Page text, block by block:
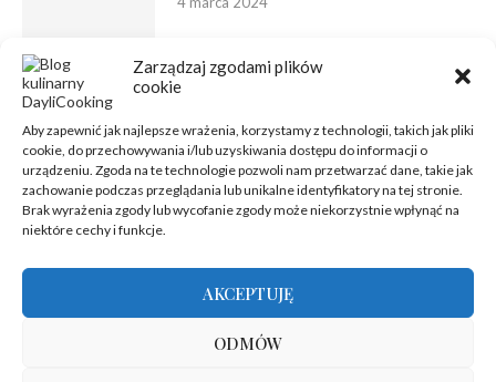
Zarządzaj zgodami plików
cookie
Aby zapewnić jak najlepsze wrażenia, korzystamy z technologii, takich jak pliki
cookie, do przechowywania i/lub uzyskiwania dostępu do informacji o
urządzeniu. Zgoda na te technologie pozwoli nam przetwarzać dane, takie jak
zachowanie podczas przeglądania lub unikalne identyfikatory na tej stronie.
Brak wyrażenia zgody lub wycofanie zgody może niekorzystnie wpłynąć na
niektóre cechy i funkcje.
AKCEPTUJĘ
ODMÓW